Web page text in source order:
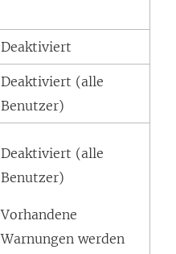
Deaktiviert
Deaktiviert (alle
Benutzer)
Deaktiviert (alle
Benutzer)
Vorhandene
Warnungen werden